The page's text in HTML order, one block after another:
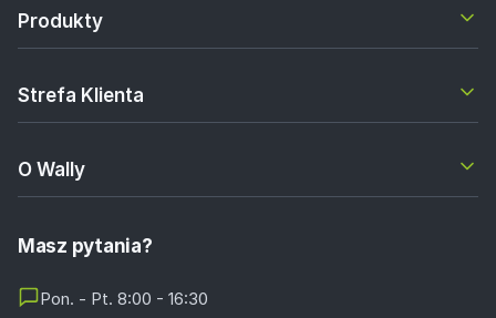
Produkty
Strefa Klienta
O Wally
Masz pytania?
Pon. - Pt. 8:00 - 16:30